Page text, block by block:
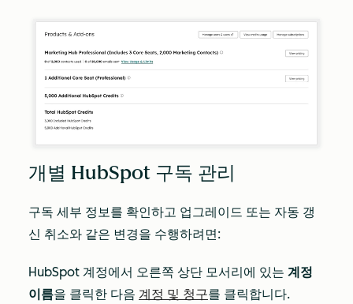
개별 HubSpot 구독 관리
구독 세부 정보를 확인하고 업그레이드 또는 자동 갱
신 취소와 같은 변경을 수행하려면:
HubSpot 계정에서 오른쪽 상단 모서리에 있는 계정
이름을 클릭한 다음 계정 및 청구를 클릭합니다.